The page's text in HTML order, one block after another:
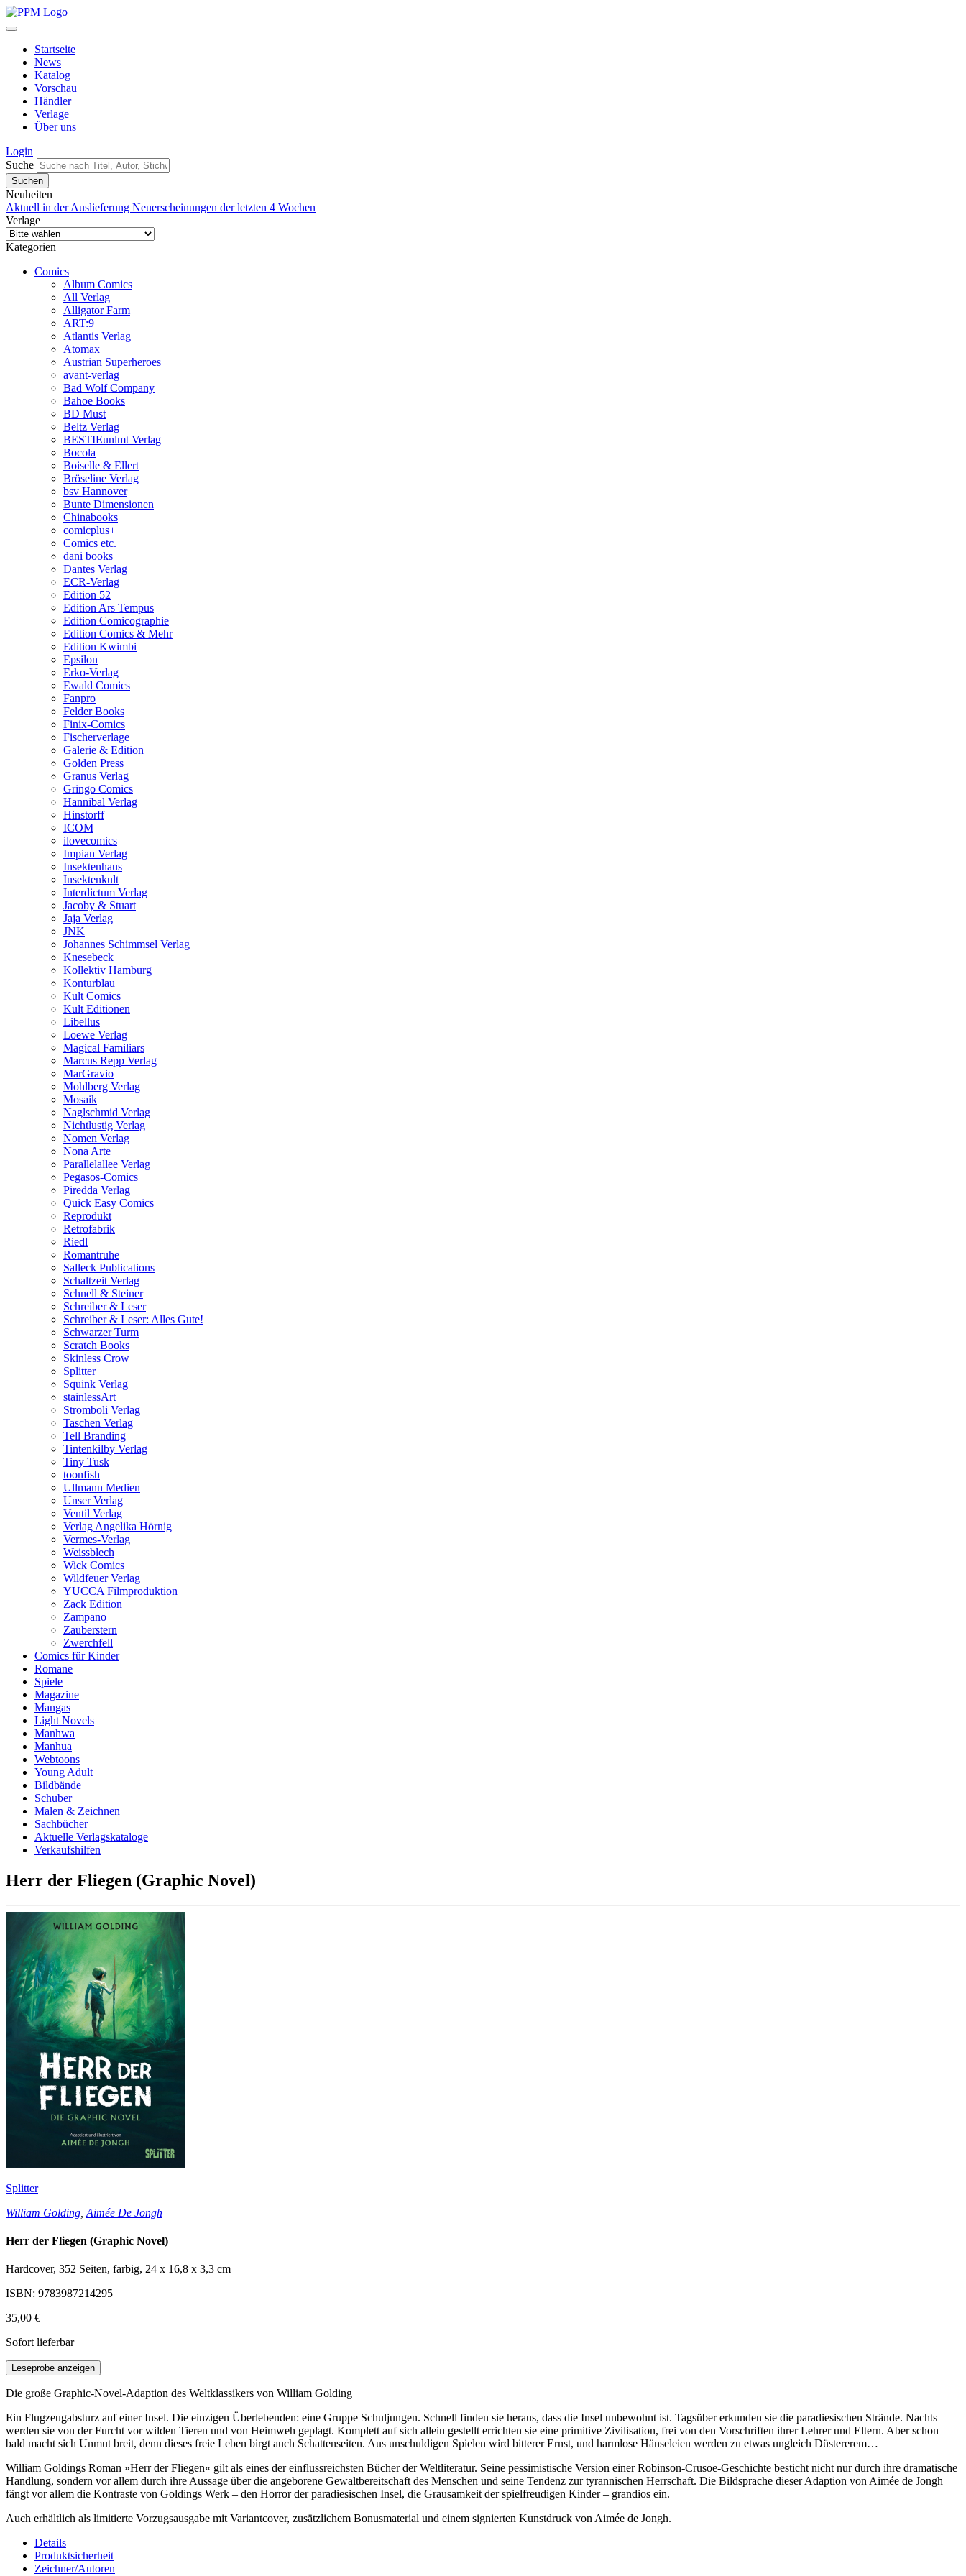
Startseite
News
Katalog
Vorschau
Händler
Verlage
Über uns
Login
Suche
Neuheiten
Aktuell in der Auslieferung Neuerscheinungen der letzten 4 Wochen
Verlage
Kategorien
Comics
Album Comics
All Verlag
Alligator Farm
ART:9
Atlantis Verlag
Atomax
Austrian Superheroes
avant-verlag
Bad Wolf Company
Bahoe Books
BD Must
Beltz Verlag
BESTIEunlmt Verlag
Bocola
Boiselle & Ellert
Bröseline Verlag
bsv Hannover
Bunte Dimensionen
Chinabooks
comicplus+
Comics etc.
dani books
Dantes Verlag
ECR-Verlag
Edition 52
Edition Ars Tempus
Edition Comicographie
Edition Comics & Mehr
Edition Kwimbi
Epsilon
Erko-Verlag
Ewald Comics
Fanpro
Felder Books
Finix-Comics
Fischerverlage
Galerie & Edition
Golden Press
Granus Verlag
Gringo Comics
Hannibal Verlag
Hinstorff
ICOM
ilovecomics
Impian Verlag
Insektenhaus
Insektenkult
Interdictum Verlag
Jacoby & Stuart
Jaja Verlag
JNK
Johannes Schimmsel Verlag
Knesebeck
Kollektiv Hamburg
Konturblau
Kult Comics
Kult Editionen
Libellus
Loewe Verlag
Magical Familiars
Marcus Repp Verlag
MarGravio
Mohlberg Verlag
Mosaik
Naglschmid Verlag
Nichtlustig Verlag
Nomen Verlag
Nona Arte
Parallelallee Verlag
Pegasos-Comics
Piredda Verlag
Quick Easy Comics
Reprodukt
Retrofabrik
Riedl
Romantruhe
Salleck Publications
Schaltzeit Verlag
Schnell & Steiner
Schreiber & Leser
Schreiber & Leser: Alles Gute!
Schwarzer Turm
Scratch Books
Skinless Crow
Splitter
Squink Verlag
stainlessArt
Stromboli Verlag
Taschen Verlag
Tell Branding
Tintenkilby Verlag
Tiny Tusk
toonfish
Ullmann Medien
Unser Verlag
Ventil Verlag
Verlag Angelika Hörnig
Vermes-Verlag
Weissblech
Wick Comics
Wildfeuer Verlag
YUCCA Filmproduktion
Zack Edition
Zampano
Zauberstern
Zwerchfell
Comics für Kinder
Romane
Spiele
Magazine
Mangas
Light Novels
Manhwa
Manhua
Webtoons
Young Adult
Bildbände
Schuber
Malen & Zeichnen
Sachbücher
Aktuelle Verlagskataloge
Verkaufshilfen
Herr der Fliegen (Graphic Novel)
Splitter
William Golding Aimée De Jongh
Herr der Fliegen (Graphic Novel)
Hardcover, 352 Seiten, farbig, 24 x 16,8 x 3,3 cm
ISBN: 9783987214295
35,00 €
Sofort lieferbar
Leseprobe anzeigen
Die große Graphic-Novel-Adaption des Weltklassikers von William Golding
Ein Flugzeugabsturz auf einer Insel. Die einzigen Überlebenden: eine Gruppe Schuljungen. Schnell finden sie heraus, dass die Insel unbewohnt ist. Tagsüber erkunden sie die paradiesischen Strände. Nachts
werden sie von der Furcht vor wilden Tieren und von Heimweh geplagt. Komplett auf sich allein gestellt errichten sie eine primitive Zivilisation, frei von den Vorschriften ihrer Lehrer und Eltern. Aber schon
bald macht sich Unmut breit, denn dieses freie Leben birgt auch Schattenseiten. Aus unschuldigen Spielen wird bitterer Ernst, und harmlose Hänseleien werden zu etwas ungleich Düstererem…
William Goldings Roman »Herr der Fliegen« gilt als eines der einflussreichsten Bücher der Weltliteratur. Seine pessimistische Version einer Robinson-Crusoe-Geschichte besticht nicht nur durch ihre dramatische
Handlung, sondern vor allem durch ihre Aussage über die angeborene Gewaltbereitschaft des Menschen und seine Tendenz zur tyrannischen Herrschaft. Die Bildsprache dieser Adaption von Aimée de Jongh
fängt vor allem die Kontraste von Goldings Werk – den Horror der paradiesischen Insel, die Grausamkeit der spielfreudigen Kinder – grandios ein.
Auch erhältlich als limitierte Vorzugsausgabe mit Variantcover, zusätzlichem Bonusmaterial und einem signierten Kunstdruck von Aimée de Jongh.
Details
Produktsicherheit
Zeichner/Autoren